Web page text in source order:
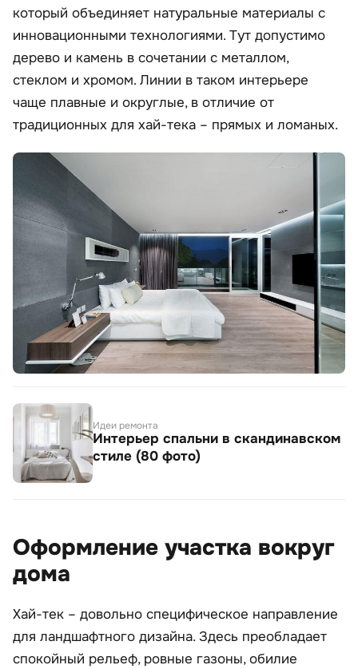
который объединяет натуральные материалы с
инновационными технологиями. Тут допустимо
дерево и камень в сочетании с металлом,
стеклом и хромом. Линии в таком интерьере
чаще плавные и округлые, в отличие от
традиционных для хай-тека – прямых и ломаных.
Идеи ремонта
Интерьер спальни в скандинавском
стиле (80 фото)
Оформление участка вокруг
дома
Хай-тек – довольно специфическое направление
для ландшафтного дизайна. Здесь преобладает
спокойный рельеф, ровные газоны, обилие